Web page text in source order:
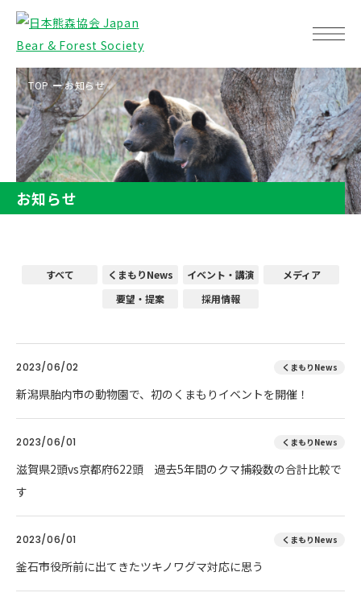
TOP お知らせ
お知らせ
すべて くまもりNews イベント・講演
メディア
要望・提案
採用情報
2023/06/02 くまもりNews
新潟県胎内市の動物園で、初のくまもりイベントを開催！
2023/06/01 くまもりNews
滋賀県2頭vs京都府622頭 過去5年間のクマ捕殺数の合計比較で
す
2023/06/01 くまもりNews
釜石市役所前に出てきたツキノワグマ対応に思う